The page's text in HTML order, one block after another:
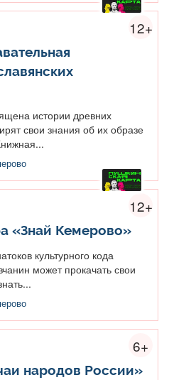
12+
истории древних
свои знания об их образе
12+
«Знай Кемерово»
культурного кода
может прокачать свои
6+
народов России»